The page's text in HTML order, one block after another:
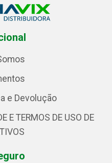
e Devolução
E TERMOS DE USO DE